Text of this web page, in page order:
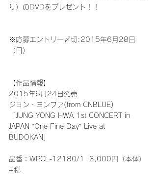
り）のDVDをプレゼント！！
※応募エントリー〆切:2015年6月28日
（日）
【作品情報】
2015年6月24日発売
ジョン・ヨンファ(from CNBLUE)
「JUNG YONG HWA 1st CONCERT in
JAPAN “One Fine Day” Live at
BUDOKAN」
品番：WPCL-12180/1  3,000円（本体）
+税